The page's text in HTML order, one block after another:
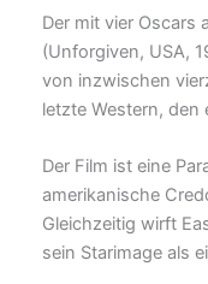
Der mit vier Oscars
(Unforgiven, USA,
von inzwischen
letzte Western, den
Der Film ist eine
amerikanische
Gleichzeitig wirft
sein Starimage als